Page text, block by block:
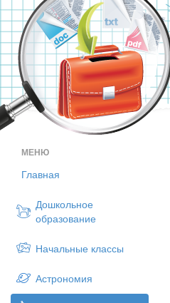
МЕНЮ
Главная
Дошкольное
образование
Начальные классы
Астрономия